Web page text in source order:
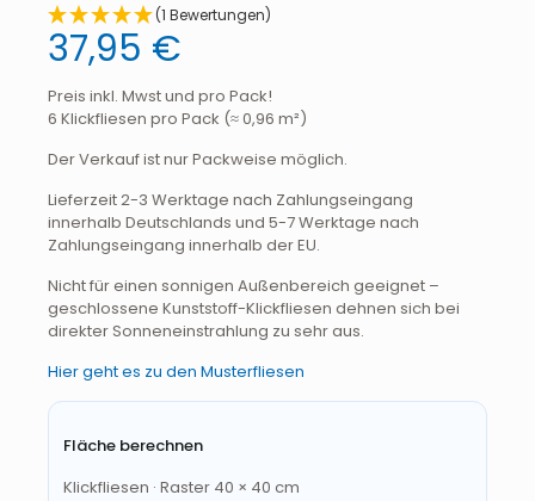
(1 Bewertungen)
37,95 €
Preis inkl. Mwst und pro Pack!
6 Klickfliesen pro Pack (≈ 0,96 m²)
Der Verkauf ist nur Packweise möglich.
Lieferzeit 2-3 Werktage nach Zahlungseingang
innerhalb Deutschlands und 5-7 Werktage nach
Zahlungseingang innerhalb der EU.
Nicht für einen sonnigen Außenbereich geeignet –
geschlossene Kunststoff-Klickfliesen dehnen sich bei
direkter Sonneneinstrahlung zu sehr aus.
Hier geht es zu den Musterfliesen
Fläche berechnen
Klickfliesen · Raster 40 × 40 cm